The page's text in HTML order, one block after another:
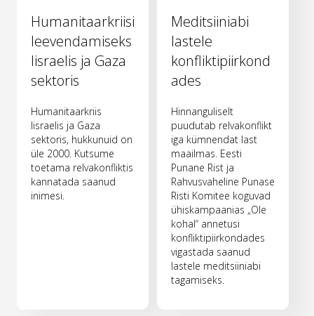
Humanitaarkriisi
leevendamiseks
Iisraelis ja Gaza
sektoris
Humanitaarkriis
Iisraelis ja Gaza
sektoris, hukkunuid on
üle 2000. Kutsume
toetama relvakonfliktis
kannatada saanud
inimesi.
Meditsiiniabi
lastele
konfliktipiirkond
ades
Hinnanguliselt
puudutab relvakonflikt
iga kümnendat last
maailmas. Eesti
Punane Rist ja
Rahvusvaheline Punase
Risti Komitee koguvad
ühiskampaanias „Ole
kohal“ annetusi
konfliktipiirkondades
vigastada saanud
lastele meditsiiniabi
tagamiseks.